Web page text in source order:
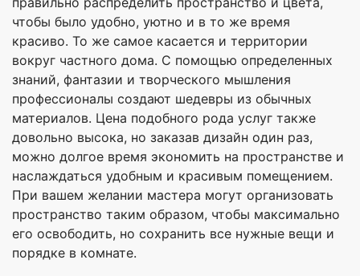
чтобы было удобно, уютно и в то же время
красиво. То же самое касается и территории
вокруг частного дома. С помощью определенных
знаний, фантазии и творческого мышления
профессионалы создают шедевры из обычных
материалов. Цена подобного рода услуг также
довольно высока, но заказав дизайн один раз,
можно долгое время экономить на пространстве и
наслаждаться удобным и красивым помещением.
При вашем желании мастера могут организовать
пространство таким образом, чтобы максимально
его освободить, но сохранить все нужные вещи и
порядке в комнате.